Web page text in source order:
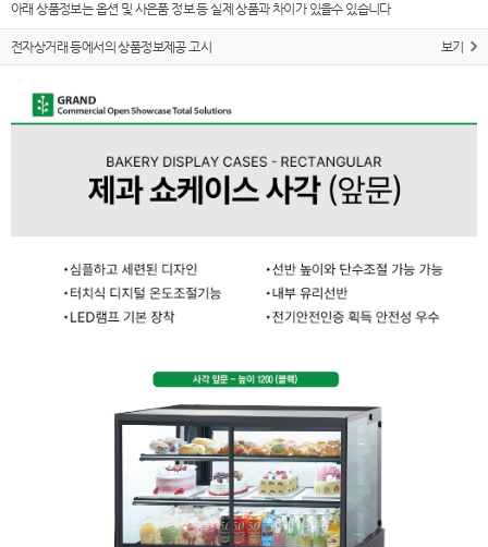
아래 상품정보는 옵션 및 사은품 정보 등 실제 상품과 차이가 있을수 있습니다
전자상거래 등에서의 상품정보제공 고시 보기